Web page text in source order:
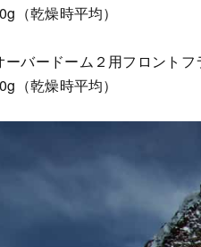
（乾燥時平均）
ーバードーム２用フロント
（乾燥時平均）